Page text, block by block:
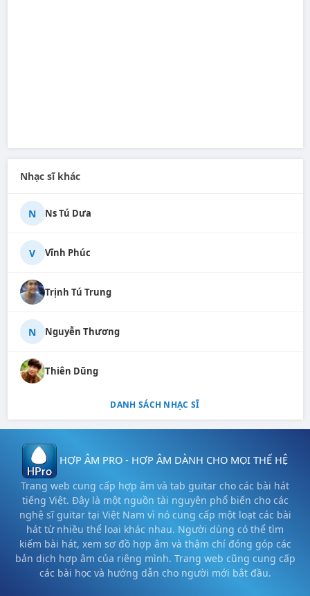
Nhạc sĩ khác
N Ns Tú Dưa
V Vĩnh Phúc
Trịnh Tú Trung
N Nguyễn Thương
Thiên Dũng
DANH SÁCH NHẠC SĨ
HỢP ÂM PRO - HỢP ÂM DÀNH CHO MỌI THẾ HỆ
Trang web cung cấp hợp âm và tab guitar cho các bài hát
tiếng Việt. Đây là một nguồn tài nguyên phổ biến cho các
nghệ sĩ guitar tại Việt Nam vì nó cung cấp một loạt các bài
hát từ nhiều thể loại khác nhau. Người dùng có thể tìm
kiếm bài hát, xem sơ đồ hợp âm và thậm chí đóng góp các
bản dịch hợp âm của riêng mình. Trang web cũng cung cấp
các bài học và hướng dẫn cho người mới bắt đầu.